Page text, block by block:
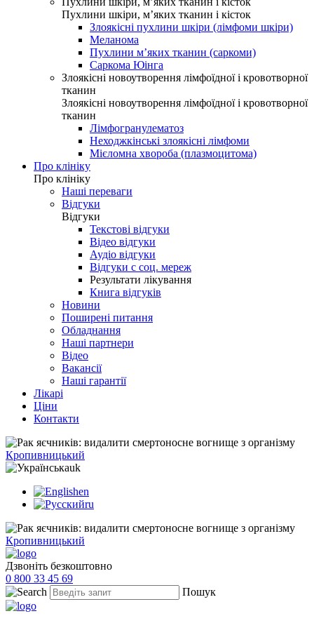
Пухлини шкіри, м’яких тканин і кісток
Злоякісні пухлини шкіри (лімфоми шкіри)
Меланома
Пухлини м’яких тканин (саркоми)
Саркома Юінга
Злоякісні новоутворення лімфоїдної і кровотворної
тканин
Злоякісні новоутворення лімфоїдної і кровотворної
тканин
Лімфогранулематоз
Неходжкінські злоякісні лімфоми
Мієломна хвороба (плазмоцитома)
Про клініку
Про клініку
Наші переваги
Відгуки
Відгуки
Текстові відгуки
Відео відгуки
Аудіо відгуки
Відгуки с соц. мереж
Результати лікування
Книга відгуків
Новини
Поширені питання
Обладнання
Наші партнери
Відео
Вакансії
Наші гарантії
Лікарі
Ціни
Контакти
Кропивницький
uk
en
ru
Кропивницький
Дзвоніть безкоштовно
0 800 33 45 69
Пошук